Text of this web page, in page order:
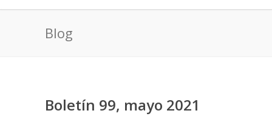
Blog
Boletín 99, mayo 2021